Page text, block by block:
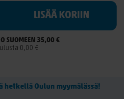
LISÄÄ KORIIN
SUOMEEN 35,00 €
0,00 €
hetkellä Oulun myymälässä!